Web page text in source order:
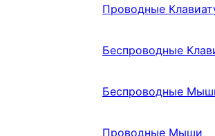
Проводные
Беспроводные
Беспроводные
Проводные Мыши